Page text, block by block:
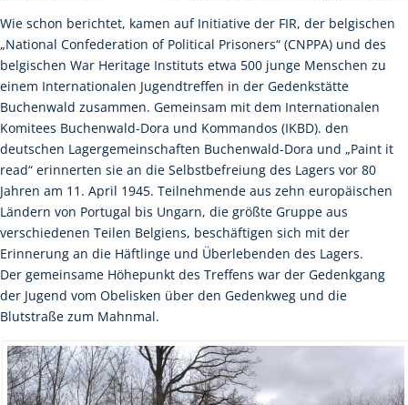
Wie schon berichtet, kamen auf Initiative der FIR, der belgischen
„National Confederation of Political Prisoners“ (CNPPA) und des
belgischen War Heritage Instituts etwa 500 junge Menschen zu
einem Internationalen Jugendtreffen in der Gedenkstätte
Buchenwald zusammen. Gemeinsam mit dem Internationalen
Komitees Buchenwald-Dora und Kommandos (IKBD). den
deutschen Lagergemeinschaften Buchenwald-Dora und „Paint it
read“ erinnerten sie an die Selbstbefreiung des Lagers vor 80
Jahren am 11. April 1945. Teilnehmende aus zehn europäischen
Ländern von Portugal bis Ungarn, die größte Gruppe aus
verschiedenen Teilen Belgiens, beschäftigen sich mit der
Erinnerung an die Häftlinge und Überlebenden des Lagers.
Der gemeinsame Höhepunkt des Treffens war der Gedenkgang
der Jugend vom Obelisken über den Gedenkweg und die
Blutstraße zum Mahnmal.